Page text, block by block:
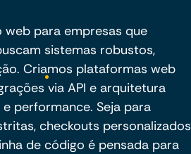
para empresas que
sistemas robustos,
Criamos plataformas web
via API e arquitetura
performance. Seja para
checkouts personalizados
de código é pensada para